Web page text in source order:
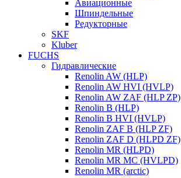
Авиационные
Шпиндельные
Редукторные
SKF
Kluber
FUCHS
Гидравлические
Renolin AW (HLP)
Renolin AW HVI (HVLP)
Renolin AW ZAF (HLP ZP)
Renolin B (HLP)
Renolin B HVI (HVLP)
Renolin ZAF B (HLP ZF)
Renolin ZAF D (HLPD ZF)
Renolin MR (HLPD)
Renolin MR MC (HVLPD)
Renolin MR (arctic)